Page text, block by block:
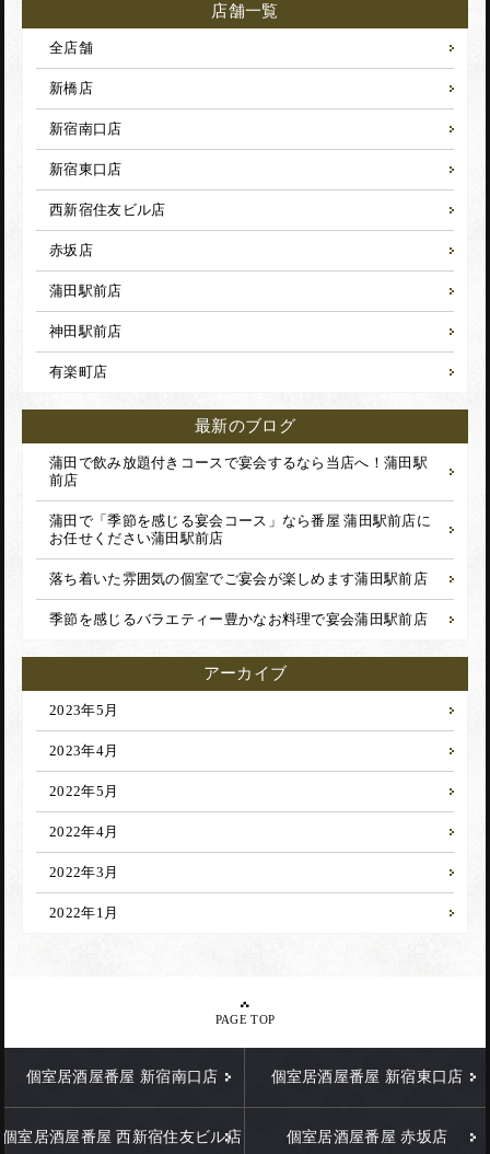
店舗一覧
全店舗
新橋店
新宿南口店
新宿東口店
西新宿住友ビル店
赤坂店
蒲田駅前店
神田駅前店
有楽町店
最新のブログ
蒲田で飲み放題付きコースで宴会するなら当店へ！ 蒲田駅
前店
蒲田で「季節を感じる宴会コース」なら番屋 蒲田駅前店に
お任せください蒲田駅前店
落ち着いた雰囲気の個室でご宴会が楽しめます蒲田駅前店
季節を感じるバラエティー豊かなお料理で宴会蒲田駅前店
アーカイブ
2023年5月
2023年4月
2022年5月
2022年4月
2022年3月
2022年1月
PAGE TOP
個室居酒屋番屋 新宿南口店 個室居酒屋番屋 新宿東口店
個室居酒屋番屋 西新宿住友ビル店 個室居酒屋番屋 赤坂店